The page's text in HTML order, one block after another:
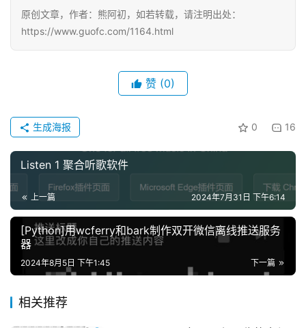
原创文章，作者：熊阿初，如若转载，请注明出处：
https://www.guofc.com/1164.html
赞 (0)
0 16
生成海报
Listen 1 聚合听歌软件
上一篇 2024年7月31日 下午6:14
[Python]用wcferry和bark制作双开微信离线推送服务
器
下一篇
2024年8月5日 下午1:45
相关推荐